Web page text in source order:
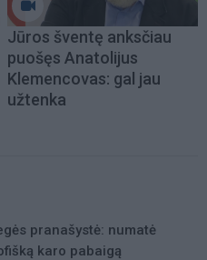
Jūros šventę anksčiau
puošęs Anatolijus
Klemencovas: gal jau
užtenka
pranašystė: numatė
karo pabaigą